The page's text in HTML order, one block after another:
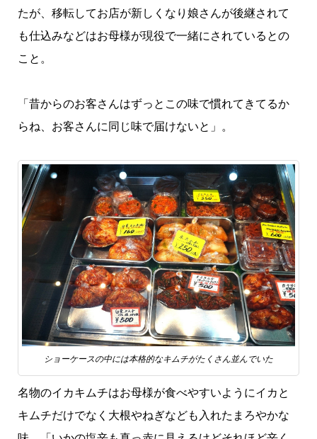
たが、移転してお店が新しくなり娘さんが後継されて
も仕込みなどはお母様が現役で一緒にされているとの
こと。
「昔からのお客さんはずっとこの味で慣れてきてるか
らね、お客さんに同じ味で届けないと」。
ショーケースの中には本格的なキムチがたくさん並んでいた
名物のイカキムチはお母様が食べやすいようにイカと
キムチだけでなく大根やねぎなども入れたまろやかな